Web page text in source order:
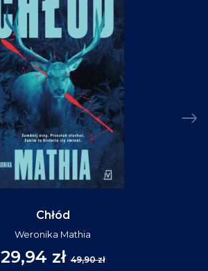
Chłód
Weronika Mathia
29,94 zł 49,90 zł